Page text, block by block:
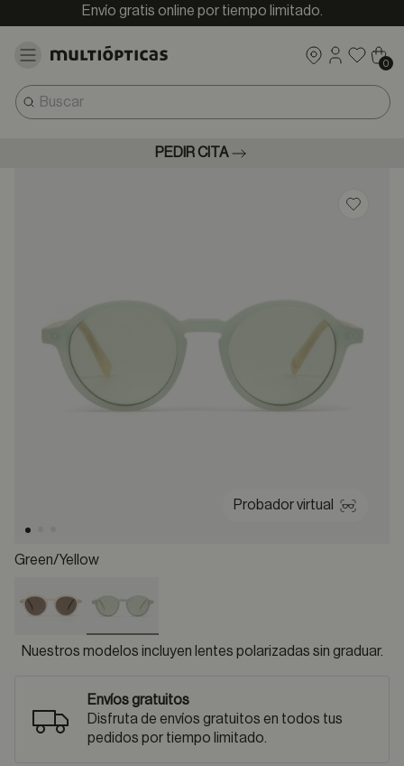
Envío gratis online por tiempo limitado.
0
PEDIR CITA
Probador virtual
Green/yellow
selected
Nuestros modelos incluyen lentes polarizadas sin graduar.
Envíos gratuitos
Disfruta de envíos gratuitos en todos tus
pedidos por tiempo limitado.